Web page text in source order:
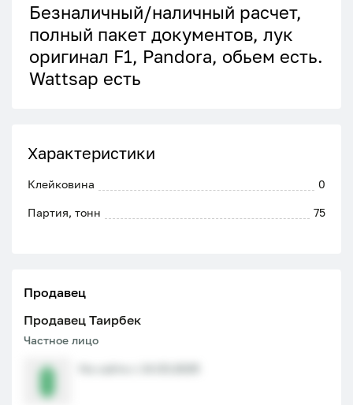
Безналичный/наличный расчет,
полный пакет документов, лук
оригинал F1, Pandora, обьем есть.
Wattsap есть
Характеристики
Клейковина 0
Партия, тонн 75
Продавец
Продавец Таирбек
Частное лицо